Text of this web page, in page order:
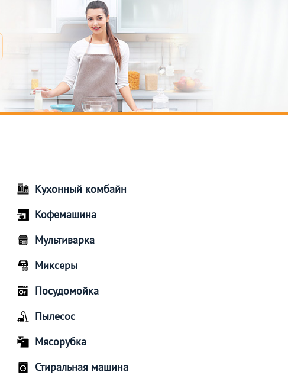
Кухонный комбайн
Кофемашина
Мультиварка
Миксеры
Посудомойка
Пылесос
Мясорубка
Стиральная машина